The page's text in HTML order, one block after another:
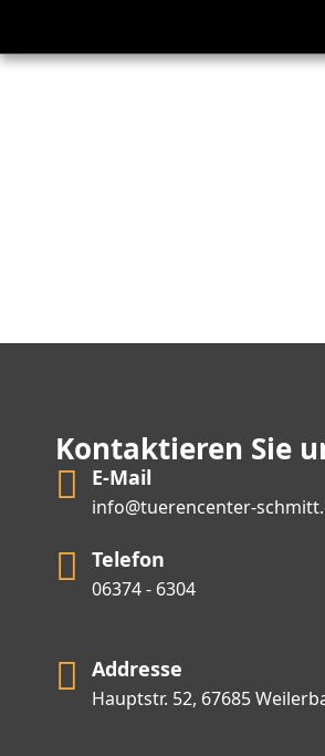
Kontaktieren Sie
E-Mail
info@tuerencenter-
Telefon
06374 - 6304
Addresse
Hauptstr. 52, 67685